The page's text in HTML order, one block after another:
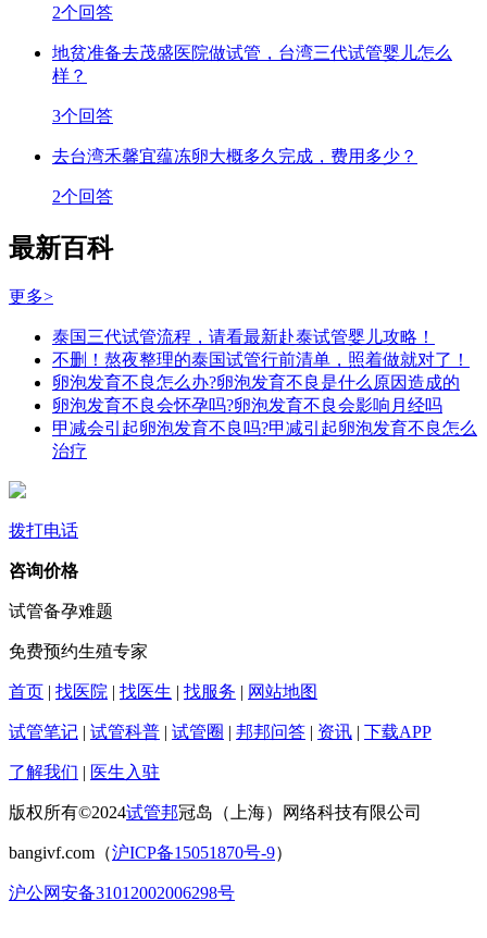
2个回答
地贫准备去茂盛医院做试管，台湾三代试管婴儿怎么
样？
3个回答
去台湾禾馨宜蕴冻卵大概多久完成，费用多少？
2个回答
最新百科
更多>
泰国三代试管流程，请看最新赴泰试管婴儿攻略！
不删！熬夜整理的泰国试管行前清单，照着做就对了！
卵泡发育不良怎么办?卵泡发育不良是什么原因造成的
卵泡发育不良会怀孕吗?卵泡发育不良会影响月经吗
甲减会引起卵泡发育不良吗?甲减引起卵泡发育不良怎么
治疗
拨打电话
咨询价格
试管备孕难题
免费预约生殖专家
首页 | 找医院 | 找医生 | 找服务 | 网站地图
试管笔记 | 试管科普 | 试管圈 | 邦邦问答 | 资讯 | 下载APP
了解我们 | 医生入驻
版权所有©2024试管邦冠岛（上海）网络科技有限公司
bangivf.com（沪ICP备15051870号-9）
沪公网安备31012002006298号